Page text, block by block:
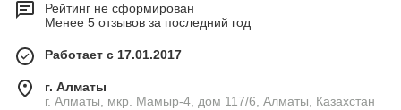
Рейтинг не сформирован
Менее 5 отзывов за последний год
Работает с 17.01.2017
г. Алматы
г. Алматы, мкр. Мамыр-4, дом 117/6, Алматы, Казахстан